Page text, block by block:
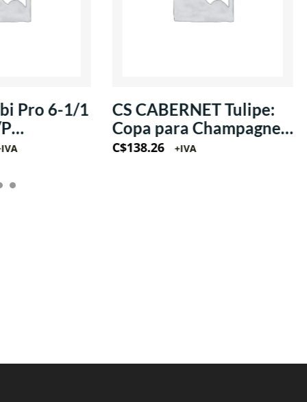
Pro 6-1/1
CS CABERNET Tulipe:
Copa para Champagne
estilo Flauta 8oz
C$138.26 +IVA